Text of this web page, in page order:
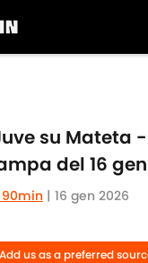
su Mateta
del 16
90min | 16 gen 2026
Add us as a preferred